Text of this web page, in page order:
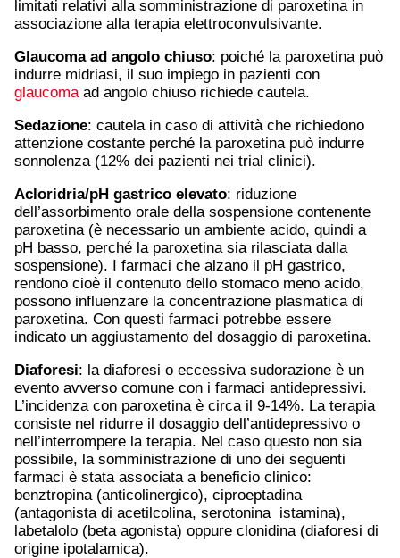
limitati relativi alla somministrazione di paroxetina in
associazione alla terapia elettroconvulsivante.
Glaucomaad angolo chiuso: poiché la paroxetina può
indurre midriasi, il suo impiego in pazienti con
glaucomaad angolo chiuso richiede cautela.
Sedazione: cautela in caso di attività che richiedono
attenzione costante perché la paroxetina può indurre
sonnolenza (12% dei pazienti nei trial clinici).
Acloridria/pH gastrico elevato: riduzione
dell’assorbimento orale della sospensione contenente
paroxetina (è necessario un ambiente acido, quindi a
pH basso, perché la paroxetina sia rilasciata dalla
sospensione). I farmaci che alzano il pH gastrico,
rendono cioè il contenuto dello stomaco meno acido,
possono influenzare la concentrazione plasmatica di
paroxetina. Con questi farmaci potrebbe essere
indicato un aggiustamento del dosaggio di paroxetina.
Diaforesi: la diaforesi o eccessiva sudorazione è un
evento avverso comune con i farmaci antidepressivi.
L’incidenza con paroxetina è circa il 9-14%. La terapia
consiste nel ridurre il dosaggio dell’antidepressivo o
nell’interrompere la terapia. Nel caso questo non sia
possibile, la somministrazione di uno dei seguenti
farmaci è stata associata a beneficio clinico:
benztropina (anticolinergico), ciproeptadina
(antagonista di acetilcolina, serotonina istamina),
labetalolo (beta agonista) oppure clonidina (diaforesi di
origine ipotalamica).